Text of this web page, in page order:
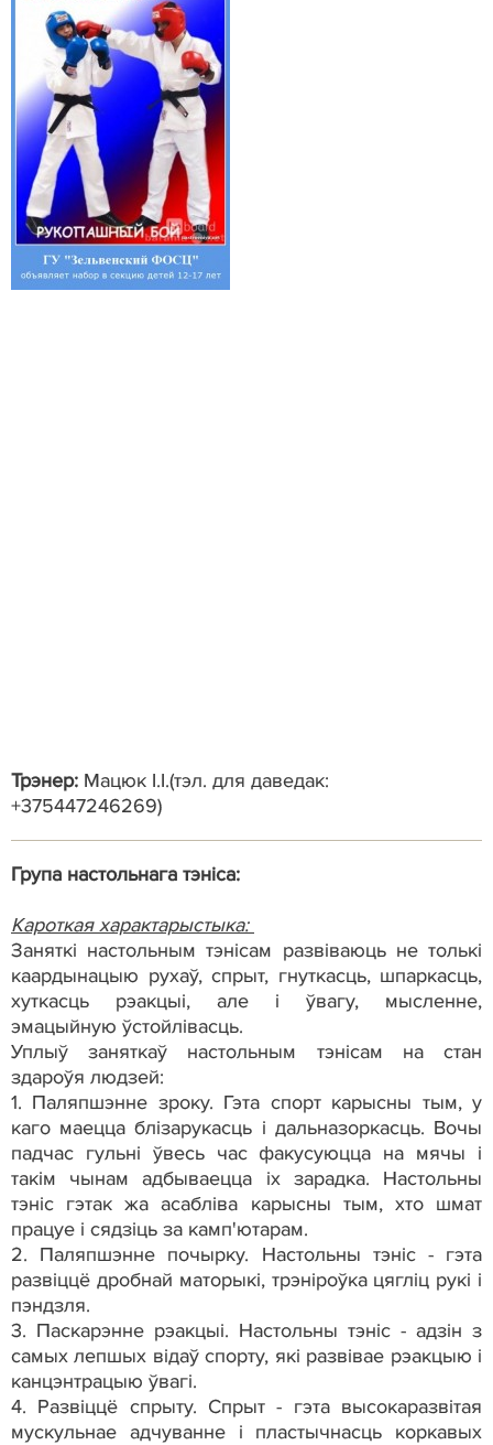
Трэнер: Мацюк І.І.(тэл. для даведак:
+375447246269)
Група настольнага тэніса:
Кароткая характарыстыка:
Заняткі настольным тэнісам развіваюць не толькі
каардынацыю рухаў, спрыт, гнуткасць, шпаркасць,
хуткасць рэакцыі, але і ўвагу, мысленне,
эмацыйную ўстойлівасць.
Уплыў заняткаў настольным тэнісам на стан
здароўя людзей:
1. Паляпшэнне зроку. Гэта спорт карысны тым, у
каго маецца блізарукасць і дальназоркасць. Вочы
падчас гульні ўвесь час факусуюцца на мячы і
такім чынам адбываецца іх зарадка. Настольны
тэніс гэтак жа асабліва карысны тым, хто шмат
працуе і сядзіць за камп'ютарам.
2. Паляпшэнне почырку. Настольны тэніс - гэта
развіццё дробнай маторыкі, трэніроўка цягліц рукі і
пэндзля.
3. Паскарэнне рэакцыі. Настольны тэніс - адзін з
самых лепшых відаў спорту, які развівае рэакцыю і
канцэнтрацыю ўвагі.
4. Развіццё спрыту. Спрыт - гэта высокаразвітая
мускульнае адчуванне і пластычнасць коркавых